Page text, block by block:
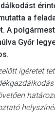
a
A
Győr
ígéretet